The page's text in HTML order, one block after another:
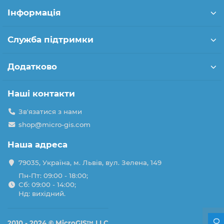
Інформація
Служба підтримки
Додатково
Наші контакти
Зв'язатися з нами
shop@micro-gis.com
Наша адреса
79035, Україна, м. Львів, вул. Зелена, 149
Пн-Пт: 09:00 - 18:00;
Сб: 09:00 - 14:00;
Нд: вихідний.